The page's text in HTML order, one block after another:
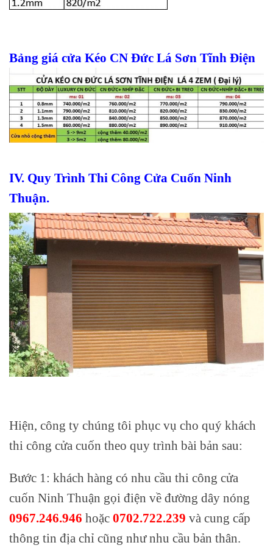
Bảng giá cửa Kéo CN Đức Lá Sơn Tĩnh Điện
IV. Quy Trình Thi Công Cửa Cuốn Ninh
Thuận.
Hiện, công ty chúng tôi phục vụ cho quý khách
thi công cửa cuốn theo quy trình bài bản sau:
Bước 1: khách hàng có nhu cầu thi công cửa
cuốn Ninh Thuận gọi điện về đường dây nóng
0967.246.946 hoặc 0702.722.239 và cung cấp
thông tin địa chỉ cũng như nhu cầu bản thân.